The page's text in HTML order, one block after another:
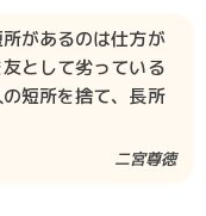
があるのは仕方が
として劣っている
短所を捨て、長所
二宮尊徳​​